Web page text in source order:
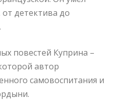
детектива до
повестей Куприна –
автор
самовоспитания и